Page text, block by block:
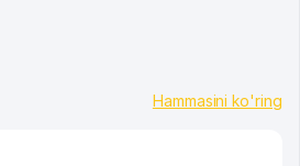
Hammasini ko'ring